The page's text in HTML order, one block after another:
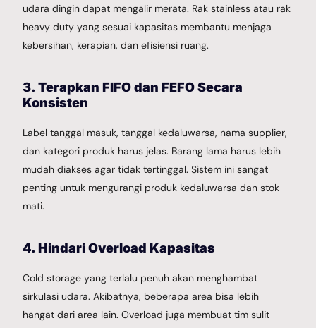
udara dingin dapat mengalir merata. Rak stainless atau rak
heavy duty yang sesuai kapasitas membantu menjaga
kebersihan, kerapian, dan efisiensi ruang.
3. Terapkan FIFO dan FEFO Secara
Konsisten
Label tanggal masuk, tanggal kedaluwarsa, nama supplier,
dan kategori produk harus jelas. Barang lama harus lebih
mudah diakses agar tidak tertinggal. Sistem ini sangat
penting untuk mengurangi produk kedaluwarsa dan stok
mati.
4. Hindari Overload Kapasitas
Cold storage yang terlalu penuh akan menghambat
sirkulasi udara. Akibatnya, beberapa area bisa lebih
hangat dari area lain. Overload juga membuat tim sulit